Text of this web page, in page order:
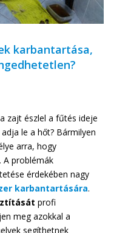
karbantartása,
zajt észlel a fűtés ideje
le a hőt? Bármilyen
arra, hogy
A problémák
érdekében nagy
karbantartására.
profi
meg azokkal a
segíthetnek